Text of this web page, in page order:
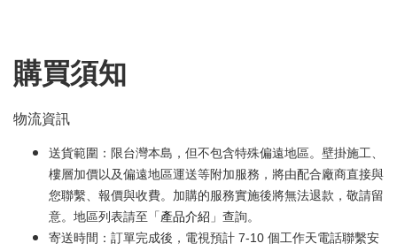
購買須知
物流資訊
送貨範圍：限台灣本島，但不包含特殊偏遠地區。壁掛施工、
樓層加價以及偏遠地區運送等附加服務，將由配合廠商直接與
您聯繫、報價與收費。加購的服務實施後將無法退款，敬請留
意。地區列表請至「產品介紹 」查詢。
寄送時間：訂單完成後，電視預計 7-10 個工作天電話聯繫安